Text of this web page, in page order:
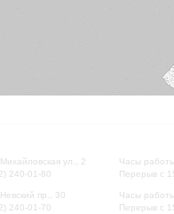
ул., 2
240-01-80
пр., 30
240-01-70
Часы
Перерыв с
Часы
Перерыв с